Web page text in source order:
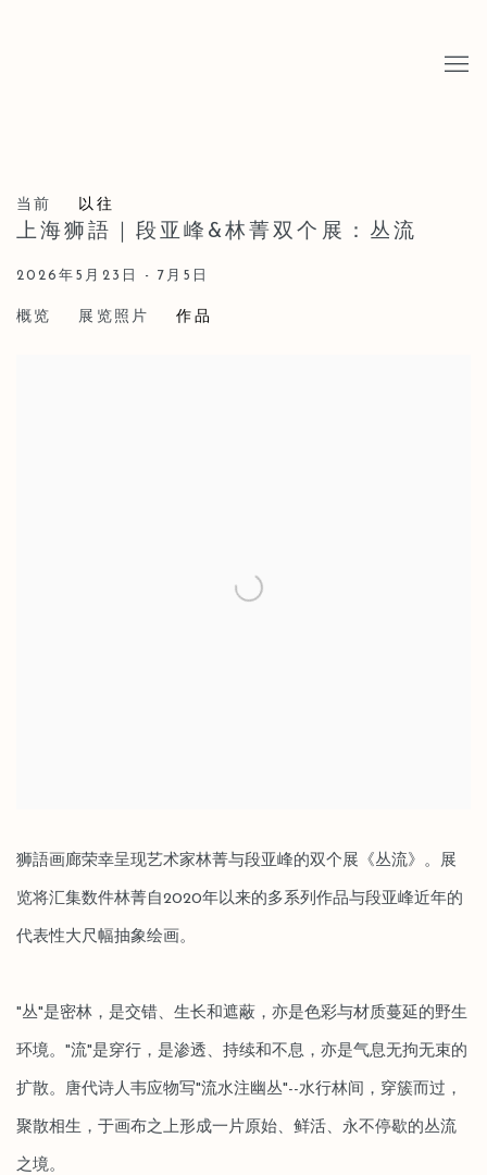
当前 以往
上海狮語｜段亚峰&林菁双个展：丛流
2026年5月23日 - 7月5日
概览 展览照片 作品
狮語画廊荣幸呈现艺术家林菁与段亚峰的双个展《丛流》。展
览将汇集数件林菁自2020年以来的多系列作品与段亚峰近年的
代表性大尺幅抽象绘画。
"丛"是密林，是交错、生长和遮蔽，亦是色彩与材质蔓延的野生
环境。"流"是穿行，是渗透、持续和不息，亦是气息无拘无束的
扩散。唐代诗人韦应物写"流水注幽丛"--水行林间，穿簇而过，
聚散相生，于画布之上形成一片原始、鲜活、永不停歇的丛流
之境。